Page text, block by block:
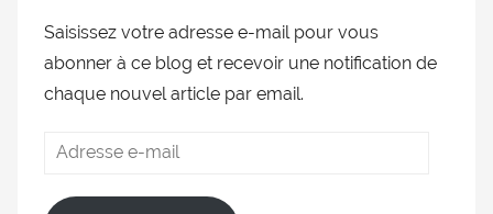
Saisissez votre adresse e-mail pour vous
abonner à ce blog et recevoir une notification de
chaque nouvel article par email.